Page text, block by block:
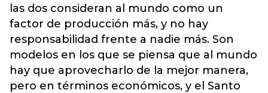
las dos consideran al mundo como un
factor de producción más, y no hay
responsabilidad frente a nadie más. Son
modelos en los que se piensa que al mundo
hay que aprovecharlo de la mejor manera,
pero en términos económicos, y el Santo